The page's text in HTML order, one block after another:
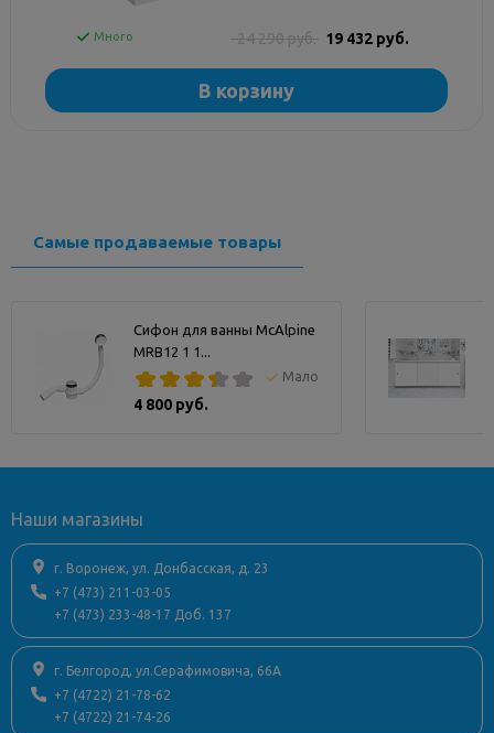
Много 24 290 руб. 19 432 руб.
В корзину
Самые продаваемые товары
Сифон для ванны McAlpine
MRB12 1 1...
Мало
4 800 руб.
Наши магазины
г. Воронеж, ул. Донбасская, д. 23
+7 (473) 211-03-05
+7 (473) 233-48-17 Доб. 137
г. Белгород, ул.Серафимовича, 66А
+7 (4722) 21-78-62
+7 (4722) 21-74-26